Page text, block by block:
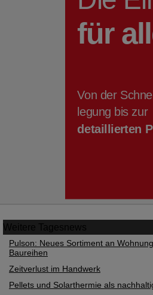
Weitere Tagesnews
Pulson: Neues Sortiment an
Baureihen
Zeitverlust im Handwerk
Pellets und Solarthermie als